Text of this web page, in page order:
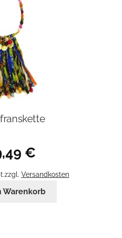
€
zzgl. Versandkosten
Warenkorb